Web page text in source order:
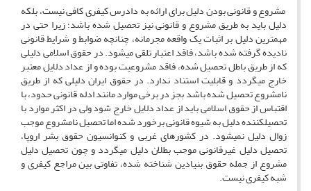
مشروع و قانونی بودن دلیل برای ارائه به دادرس کیفری کافی نیست، بلکه
دلیل باید به طریق مشروع و قانونی نیز تحصیل شده باشد؛ زیرا حتی در
مهم­ترین دلیل بر اثبات یک واقعه­ مجرمانه، چنانچه ضوابط و شرایط قانونی
نادیده گرفته شده باشد، فاقد اعتبار تلقی می­شود. در حقوق اسلامی دلیلی
که از طریق باطل تحصیل شده، فاقد مشروعیت بوده و از عداد دلایل معتبر
خارج می­گردد و قابلیت استناد ندارد. در حقوق ایران دلیلی که از طریق
نامشروع تحصیل شده باشد بجز در برخی موارد مانند ادله قانونی حدود، با
اقتباس از حقوق اسلامی باید از عداد دلایل خارج شود ولی در اکثر موارد با
تحصیل­کننده دلیل به شیوه قانونی برخورد شده اما تحصیل نامشروع موجب
زوال دلیل نمی­شود. در کشورهای غربی و کنوانسیون حقوق بشر اروپا،
تحصیل دلیل غیرقانونی موجب بطلان دلیل می­گردد و چون تحصیل دلیل
مشروع از جمله حقوق بنیادین شناخته شده، تفاوتی بین مراجع کیفری و
شبه کیفری نیست.